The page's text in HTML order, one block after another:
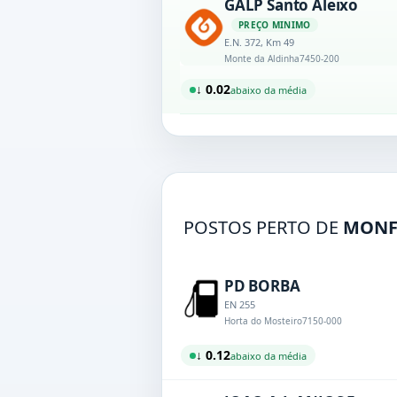
GALP Santo Aleixo
PREÇO MINIMO
E.N. 372, Km 49
Monte da Aldinha7450-200
↓ 0.02abaixo da média
POSTOS PERTO DE
PD BORBA
EN 255
Horta do Mosteiro7150-000
↓ 0.12abaixo da média